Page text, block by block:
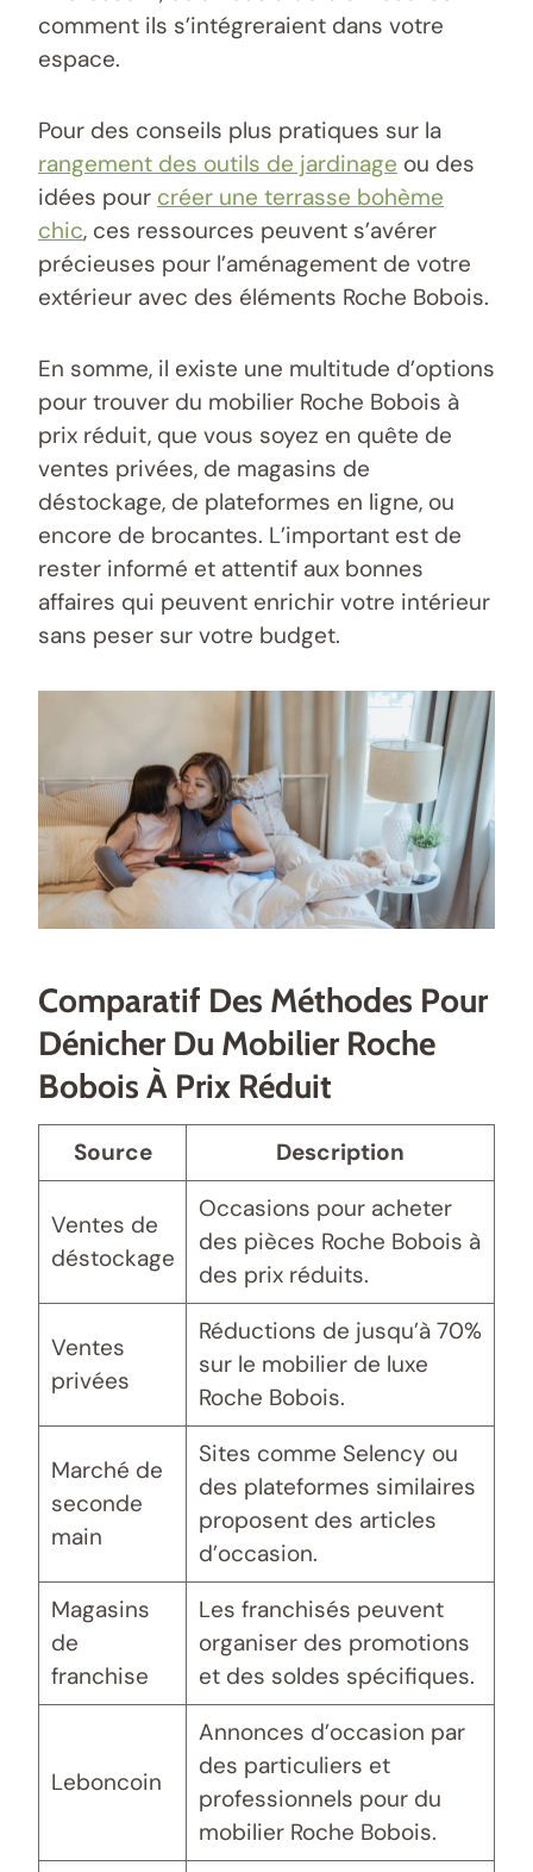
comment ils s’intégreraient dans votre
espace.
Pour des conseils plus pratiques sur la
rangement des outils de jardinage ou des
idées pour créer une terrasse bohème
chic, ces ressources peuvent s’avérer
précieuses pour l’aménagement de votre
extérieur avec des éléments Roche Bobois.
En somme, il existe une multitude d’options
pour trouver du mobilier Roche Bobois à
prix réduit, que vous soyez en quête de
ventes privées, de magasins de
déstockage, de plateformes en ligne, ou
encore de brocantes. L’important est de
rester informé et attentif aux bonnes
affaires qui peuvent enrichir votre intérieur
sans peser sur votre budget.
Comparatif Des Méthodes Pour
Dénicher Du Mobilier Roche
Bobois À Prix Réduit
Source Description
Ventes de
déstockage
Occasions pour acheter
des pièces Roche Bobois à
des prix réduits.
Ventes
privées
Réductions de jusqu’à 70%
sur le mobilier de luxe
Roche Bobois.
Marché de
seconde
main
Sites comme Selency ou
des plateformes similaires
proposent des articles
d’occasion.
Magasins
de
franchise
Les franchisés peuvent
organiser des promotions
et des soldes spécifiques.
Leboncoin
Annonces d’occasion par
des particuliers et
professionnels pour du
mobilier Roche Bobois.